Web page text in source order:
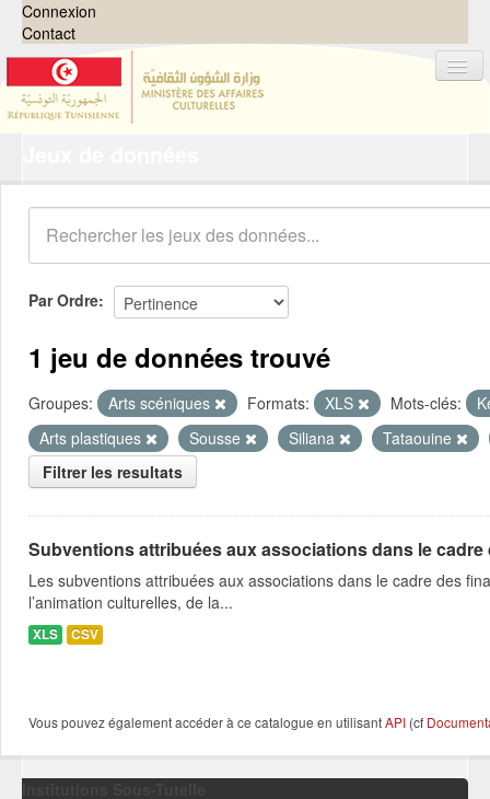
Connexion
Contact
Organisations
Groupes
Demandes 0
À propos
Par Ordre
1 jeu de données trouvé
Groupes: Arts scéniques Formats: XLS Mots-clés:
Arts plastiques
Sousse Siliana
Tataouine
Filtrer les resultats
Subventions attribuées aux associations dans le
Les subventions attribuées aux associations dans le cadre des
l’animation culturelles, de la...
XLS CSV
Vous pouvez également accéder à ce catalogue en utilisantAPI (cf